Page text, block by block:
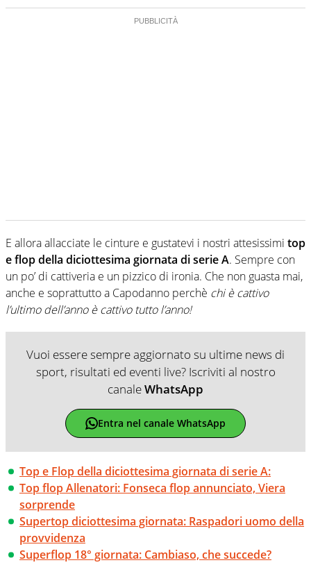
E allora allacciate le cinture e gustatevi i nostri attesissimi top
e flop della diciottesima giornata di serie A. Sempre con
un po’ di cattiveria e un pizzico di ironia. Che non guasta mai,
anche e soprattutto a Capodanno perchè chi è cattivo
l’ultimo dell’anno è cattivo tutto l’anno!
Vuoi essere sempre aggiornato su ultime news di
sport, risultati ed eventi live? Iscriviti al nostro
canaleWhatsApp
Entra nel canale WhatsApp
Top e Flop della diciottesima giornata di serie A:
Top flop Allenatori: Fonseca flop annunciato, Viera
sorprende
Supertop diciottesima giornata: Raspadori uomo della
provvidenza
Superflop 18° giornata: Cambiaso, che succede?